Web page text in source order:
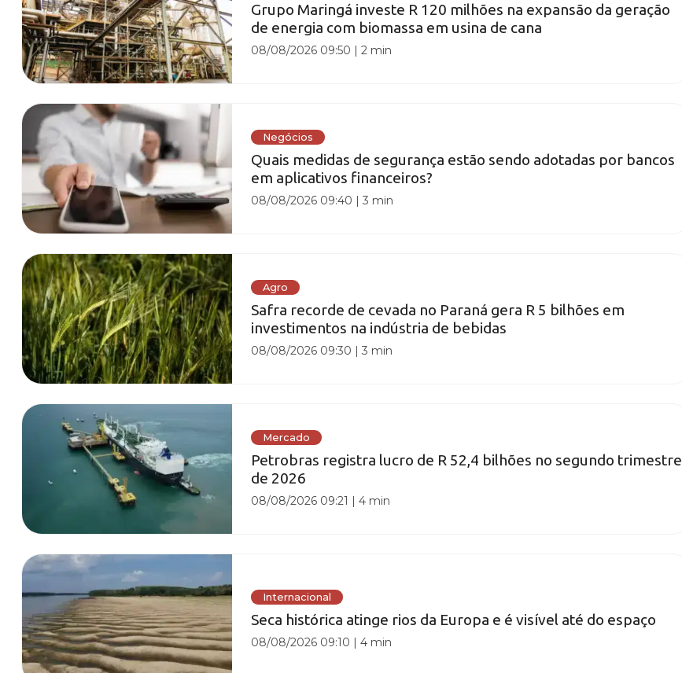
Grupo Maringá investe R 120 milhões na expansão da geração
de energia com biomassa em usina de cana
08/08/2026 09:50 |2 min
Negócios
Quais medidas de segurança estão sendo adotadas por bancos
em aplicativos financeiros?
08/08/2026 09:40 |3 min
Agro
Safra recorde de cevada no Paraná gera R 5 bilhões em
investimentos na indústria de bebidas
08/08/2026 09:30 |3 min
Mercado
Petrobras registra lucro de R 52,4 bilhões no segundo trimestre
de 2026
08/08/2026 09:21 |4 min
Internacional
Seca histórica atinge rios da Europa e é visível até do espaço
08/08/2026 09:10 |4 min